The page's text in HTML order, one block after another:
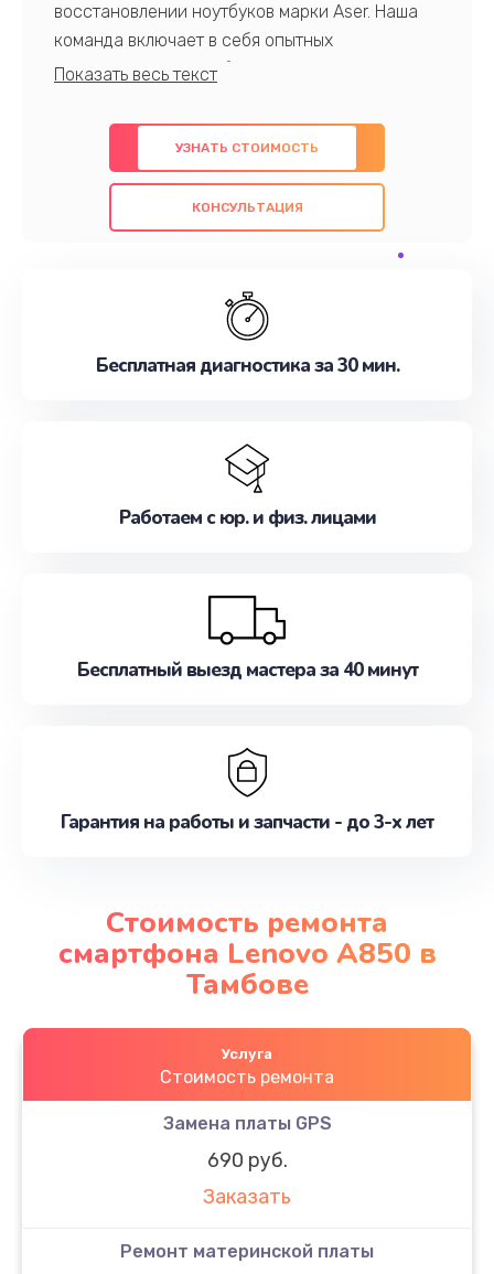
восстановлении ноутбуков марки Aser. Наша
команда включает в себя опытных
профессионалов с обширными знаниями и
предлагаем быстрый и качественный ремонт с
использованием оригинальных компонентов, а
также гарантируем качество всех
проведенных работ. Наша цель - предоставить
наилучшим образом. Не медлите записаться на
УЗНАТЬ СТОИМОСТЬ
КОНСУЛЬТАЦИЯ
Бесплатная диагностика за 30 мин.
Работаем с юр. и физ. лицами
Бесплатный выезд мастера за 40 минут
Гарантия на работы и запчасти - до 3-х лет
Стоимость ремонта
смартфона Lenovo A850 в
Тамбове
Услуга
Стоимость ремонта
Замена платы GPS
690 руб.
Заказать
Ремонт материнской платы